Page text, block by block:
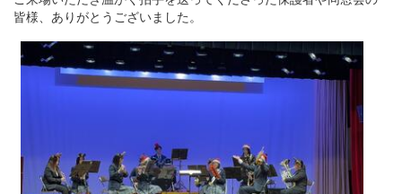
皆様、ありがとうございました。